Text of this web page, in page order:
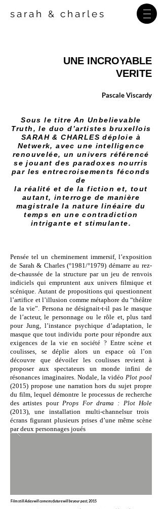
sarah & charles
UNE INCROYABLE
VERITE
Pascale Viscardy
Sous le titre An Unbelievable
Truth, le duo d’artistes bruxellois
SARAH & CHARLES déploie à
Netwerk, avec une intelligence
renouvelée, un univers référencé
se jouant des paradoxes nourris
par les entrecroisements féconds
de
la réalité et de la fiction et, tout
autant, interroge de manière
magistrale la nature linéaire du
temps en une contradiction
intrigante et stimulante.
Pensée tel un cheminement immersif, l’exposition
de Sarah & Charles (°1981/°1979) démarre au rez-
de-chaussée de la structure par un jeu de renvois
indiciels qui empruntent aux univers filmique et
scénique. Autant de propositions qui questionnent
l’artifice et l’illusion comme métaphore du “théâtre
de la vie”. Persona ne désignait-t-il pas le masque
de l’acteur, le personnage ou le rôle et, plus tard
pour Jung, l’instance psychique d’adaptation, le
masque que tout individu porte pour répondre aux
exigences de la vie en société ? Entre scène et
coulisses, se déplie alors un espace où l’on
découvre que dévoiler les coulisses revient à
proposer aux spectateurs un monde infini de
résonances imaginaires. Nodale, la vidéo Plot pool
(2015) propose une narration hors du sujet propre
du film, lequel démontre le processus de recherche
des artistes pourProps For drama : Plot Hole
(2013), une installation multi-channelsur trois
écrans figurant plusieurs prises d’une même scène
par deux personnages joués
Film still A day will come my future will be your past, 2015